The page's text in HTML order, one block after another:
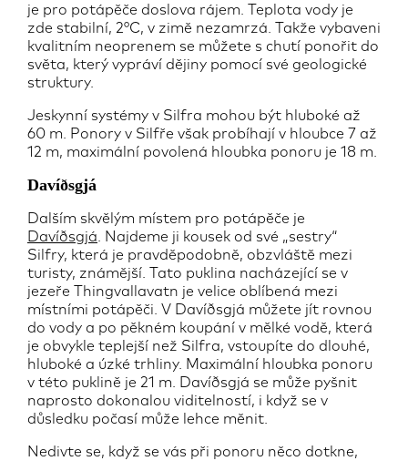
je pro potápěče doslova rájem. Teplota vody je
zde stabilní, 2°C, v zimě nezamrzá. Takže vybaveni
kvalitním neoprenem se můžete s chutí ponořit do
světa, který vypráví dějiny pomocí své geologické
struktury.
Jeskynní systémy v Silfra mohou být hluboké až
60 m. Ponory v Silfře však probíhají v hloubce 7 až
12 m, maximální povolená hloubka ponoru je 18 m.
Davíðsgjá
Dalším skvělým místem pro potápěče je
Davíðsgjá . Najdeme ji kousek od své „sestry“
Silfry, která je pravděpodobně, obzvláště mezi
turisty, známější. Tato puklina nacházející se v
jezeře Thingvallavatn je velice oblíbená mezi
místními potápěči. V Davíðsgjá můžete jít rovnou
do vody a po pěkném koupání v mělké vodě, která
je obvykle teplejší než Silfra, vstoupíte do dlouhé,
hluboké a úzké trhliny. Maximální hloubka ponoru
v této puklině je 21 m. Davíðsgjá se může pyšnit
naprosto dokonalou viditelností, i když se v
důsledku počasí může lehce měnit.
Nedivte se, když se vás při ponoru něco dotkne,